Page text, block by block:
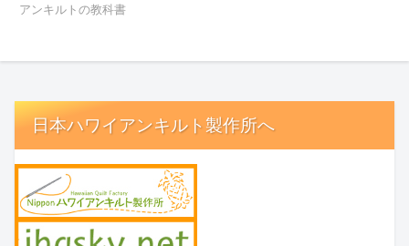
アンキルトの教科書
日本ハワイアンキルト製作所へ